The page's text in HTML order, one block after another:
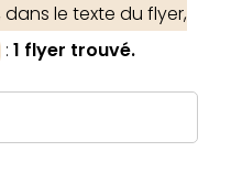
le texte du flyer,
: 1 flyer trouvé.